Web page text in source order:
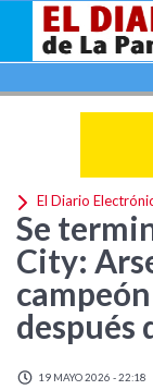
El Diario
Se
City:
después
19 MAYO 2026 - 22:18